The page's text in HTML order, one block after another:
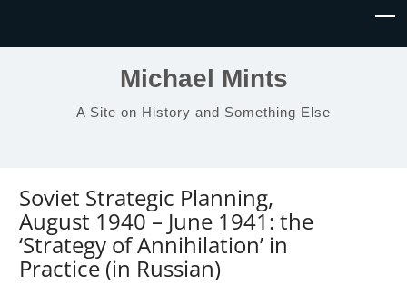
Michael Mints
A Site on History and Something Else
Soviet Strategic Planning,
August 1940 – June 1941: the
‘Strategy of Annihilation’ in
Practice (in Russian)